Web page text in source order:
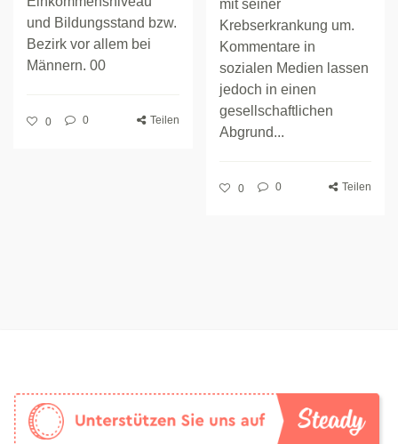
und Bildungsstand bzw.
Bezirk vor allem bei
Männern. 00
0 0 Teilen
mit seiner
Krebserkrankung um.
Kommentare in
sozialen Medien lassen
jedoch in einen
gesellschaftlichen
Abgrund...
0 0 Teilen